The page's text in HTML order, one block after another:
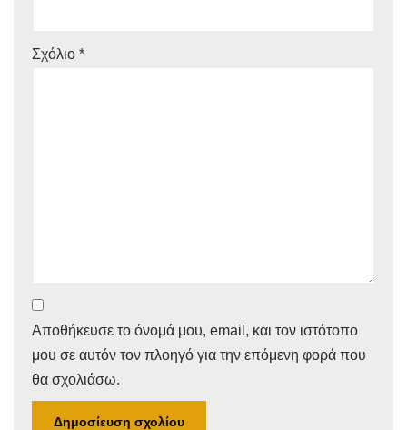
Σχόλιο *
Αποθήκευσε το όνομά μου, email, και τον ιστότοπο
μου σε αυτόν τον πλοηγό για την επόμενη φορά που
θα σχολιάσω.